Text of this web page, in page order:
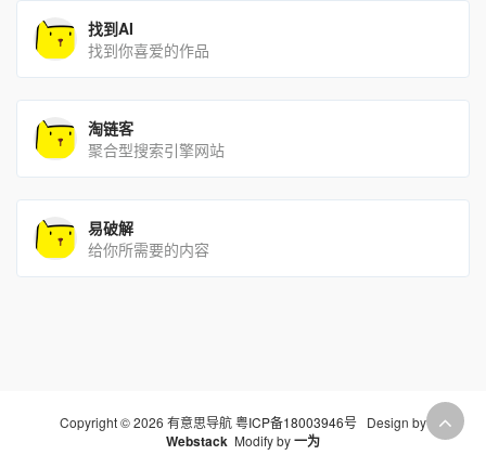
找到AI
找到你喜爱的作品
淘链客
聚合型搜索引擎网站
易破解
给你所需要的内容
Copyright © 2026 有意思导航粤ICP备18003946号 Design by
Webstack Modify by一为